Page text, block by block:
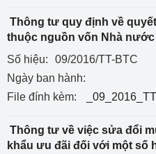
Thông tư quy định về
thuộc nguồn vốn Nhà nước
Số hiệu:
09/2016/TT-BTC
Ngày ban hành:
File đính kèm:
Thông tư về việc sửa đổi
khẩu ưu đãi đối với một số